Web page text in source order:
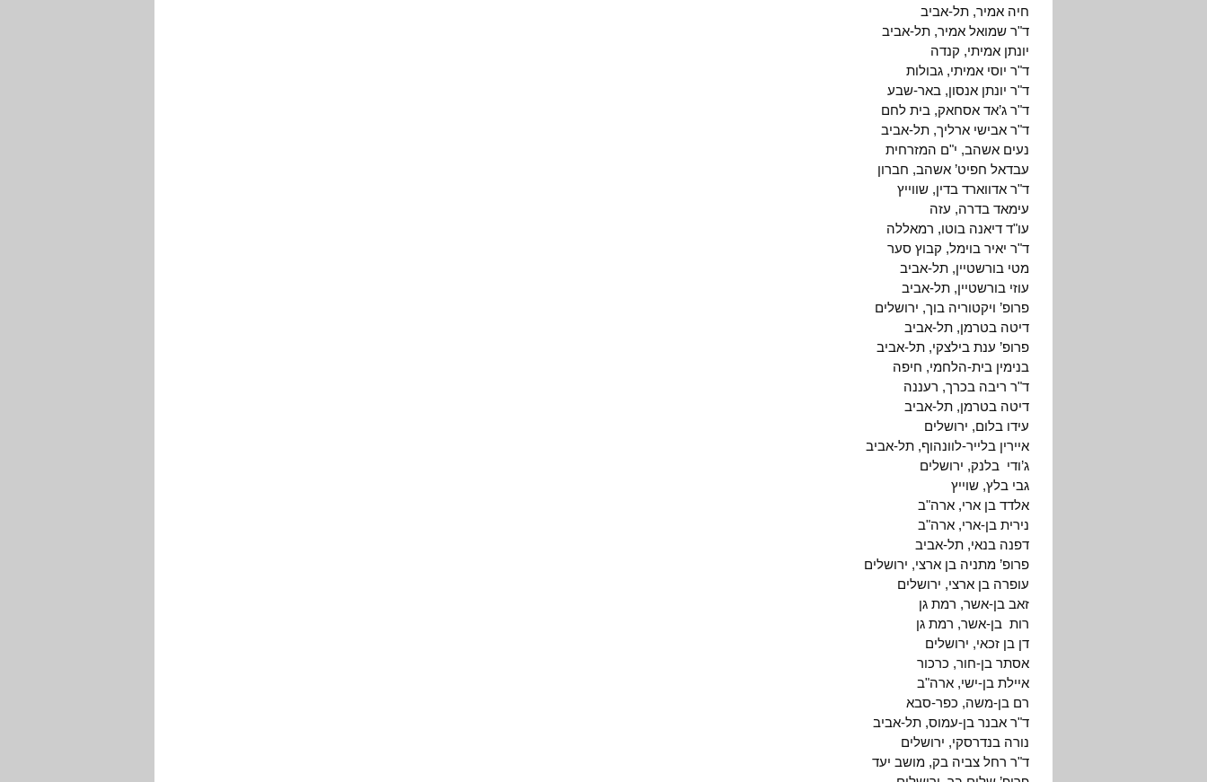
חיה אמיר, תל-אביב
ד"ר שמואל אמיר, תל-אביב
יונתן אמיתי, קנדה
ד"ר יוסי אמיתי, גבולות
ד"ר יונתן אנסון, באר-שבע
ד"ר ג’אד אסחאק, בית לחם
ד"ר אבישי ארליך, תל-אביב
נעים אשהב, י"ם המזרחית
עבדאל חפיט’ אשהב, חברון
ד"ר אדווארד בדין, שווייץ
עימאד בדרה, עזה
עו"ד דיאנה בוטו, רמאללה
ד"ר יאיר בוימל, קבוץ סער
מטי בורשטיין, תל-אביב
עוזי בורשטיין, תל-אביב
פרופ’ ויקטוריה בוך, ירושלים
דיטה בטרמן, תל-אביב
פרופ’ ענת בילצקי, תל-אביב
בנימין בית-הלחמי, חיפה
ד"ר ריבה בכרך, רעננה
דיטה בטרמן, תל-אביב
עידו בלום, ירושלים
איירין בלייר-לוונהוף, תל-אביב
ג’ודי בלנק, ירושלים
גבי בלץ, שוייץ
אלדד בן ארי, ארה"ב
נירית בן-ארי, ארה"ב
דפנה בנאי, תל-אביב
פרופ’ מתניה בן ארצי, ירושלים
עופרה בן ארצי, ירושלים
זאב בן-אשר, רמת גן
רות בן-אשר, רמת גן
דן בן זכאי, ירושלים
אסתר בן-חור, כרכור
איילת בן-ישי, ארה"ב
רם בן-משה, כפר-סבא
ד"ר אבנר בן-עמוס, תל-אביב
נורה בנדרסקי, ירושלים
ד"ר רחל צביה בק, מושב יעד